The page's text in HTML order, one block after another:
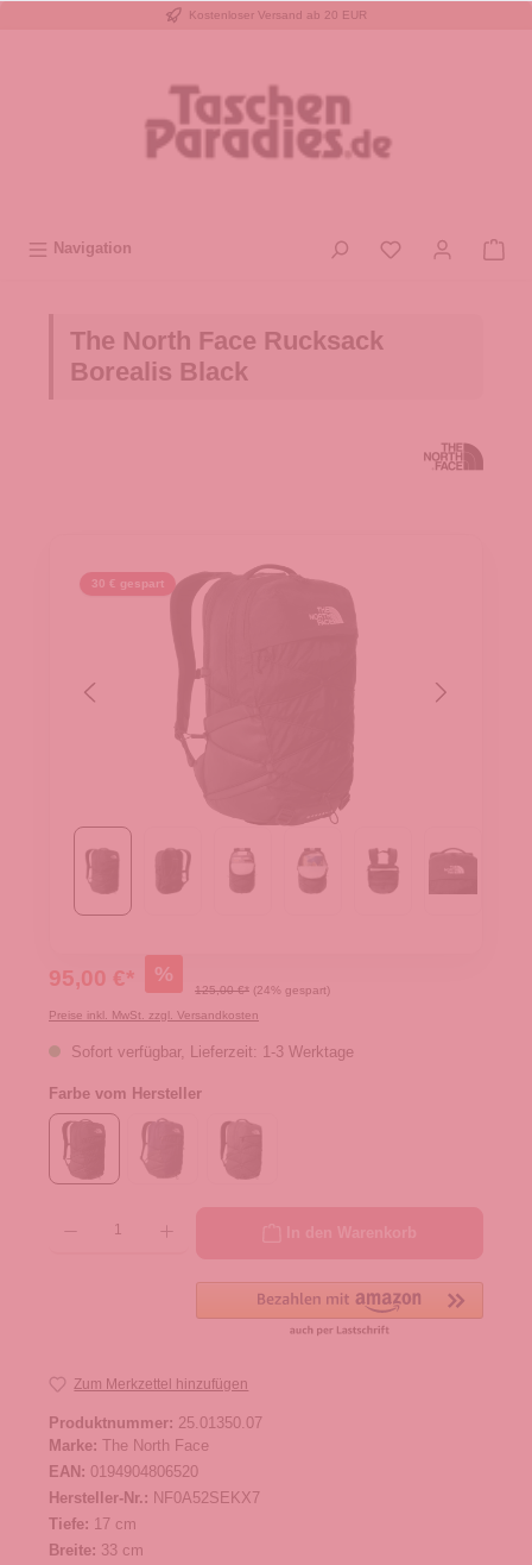
Kostenloser Versand ab 20 EUR
Navigation
The North Face Rucksack
Borealis Black
30 € gespart
95,00 €* %
125,00 €* (24% gespart)
Preise inkl. MwSt. zzgl. Versandkosten
Sofort verfügbar, Lieferzeit: 1-3 Werktage
Farbe vom Hersteller
Zum Merkzettel hinzufügen
Produktnummer: 25.01350.07
Marke: The North Face
EAN: 0194904806520
Hersteller-Nr.: NF0A52SEKX7
Tiefe: 17 cm
Breite: 33 cm